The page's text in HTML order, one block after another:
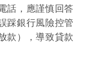
話，應謹慎回答
踩銀行風險控管
款），導致貸款